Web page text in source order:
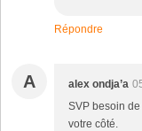
Répondre
A alex ondja’a
SVP besoin
votre côté.